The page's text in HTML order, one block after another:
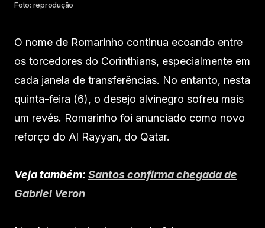
Foto: reprodução
O nome de Romarinho continua ecoando entre
os torcedores do Corinthians, especialmente em
cada janela de transferências. No entanto, nesta
quinta-feira (6), o desejo alvinegro sofreu mais
um revés. Romarinho foi anunciado como novo
reforço do Al Rayyan, do Qatar.
Veja também: Santos confirma chegada de
Gabriel Veron